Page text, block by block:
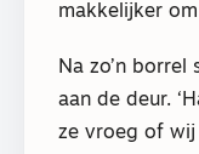
makkelijker
Na zo’n
aan de deur.
ze vroeg of wij